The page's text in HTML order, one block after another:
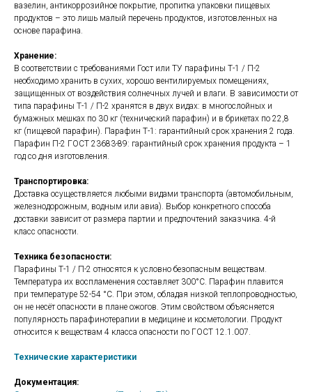
вазелин, антикоррозийное покрытие, пропитка упаковки пищевых
продуктов – это лишь малый перечень продуктов, изготовленных на
основе парафина.
Хранение:
В соответствии с требованиями Гост или ТУ парафины Т-1 / П-2
необходимо хранить в сухих, хорошо вентилируемых помещениях,
защищенных от воздействия солнечных лучей и влаги. В зависимости от
типа парафины Т-1 / П-2 хранятся в двух видах: в многослойных и
бумажных мешках по 30 кг (технический парафин) и в брикетах по 22,8
кг (пищевой парафин). Парафин Т-1: гарантийный срок хранения 2 года.
Парафин П-2 ГОСТ 23683-89: гарантийный срок хранения продукта – 1
год со дня изготовления.
Транспортировка:
Доставка осуществляется любыми видами транспорта (автомобильным,
железнодорожным, водным или авиа). Выбор конкретного способа
доставки зависит от размера партии и предпочтений заказчика. 4-й
класс опасности.
Техника безопасности:
Парафины Т-1 / П-2 относятся к условно безопасным веществам.
Температура их воспламенения составляет 300°С. Парафин плавится
при температуре 52-54 °С. При этом, обладая низкой теплопроводностью,
он не несёт опасности в плане ожогов. Этим свойством объясняется
популярность парафинотерапии в медицине и косметологии. Продукт
относится к веществам 4 класса опасности по ГОСТ 12.1.007.
Технические характеристики
Документация: